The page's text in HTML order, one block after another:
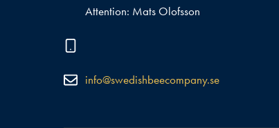
Attention: Mats Olofsson
info@swedishbeecompany.se